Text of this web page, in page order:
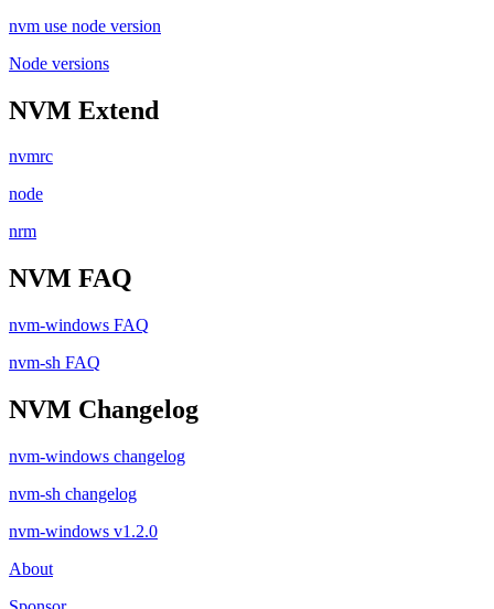
nvm use node version
Node versions
NVM Extend
nvmrc
node
nrm
NVM FAQ
nvm-windows FAQ
nvm-sh FAQ
NVM Changelog
nvm-windows changelog
nvm-sh changelog
nvm-windows v1.2.0
About